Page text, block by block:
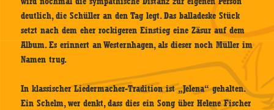
deutlich, die Schüller an den Tag legt. Das balladeske Stück
setzt nach dem eher rockigeren Einstieg eine Zäsur auf dem
Album. Es erinnert an Westernhagen, als dieser noch Müller im
Namen trug.
In klassischer Liedermacher-Tradition ist „Jelena“ gehalten.
Ein Schelm, wer denkt, dass dies ein Song über Helene Fischer